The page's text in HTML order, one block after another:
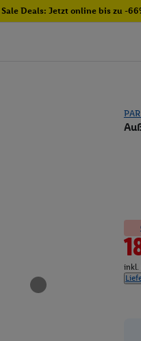
Deals: Jetzt online bis zu -
inkl.